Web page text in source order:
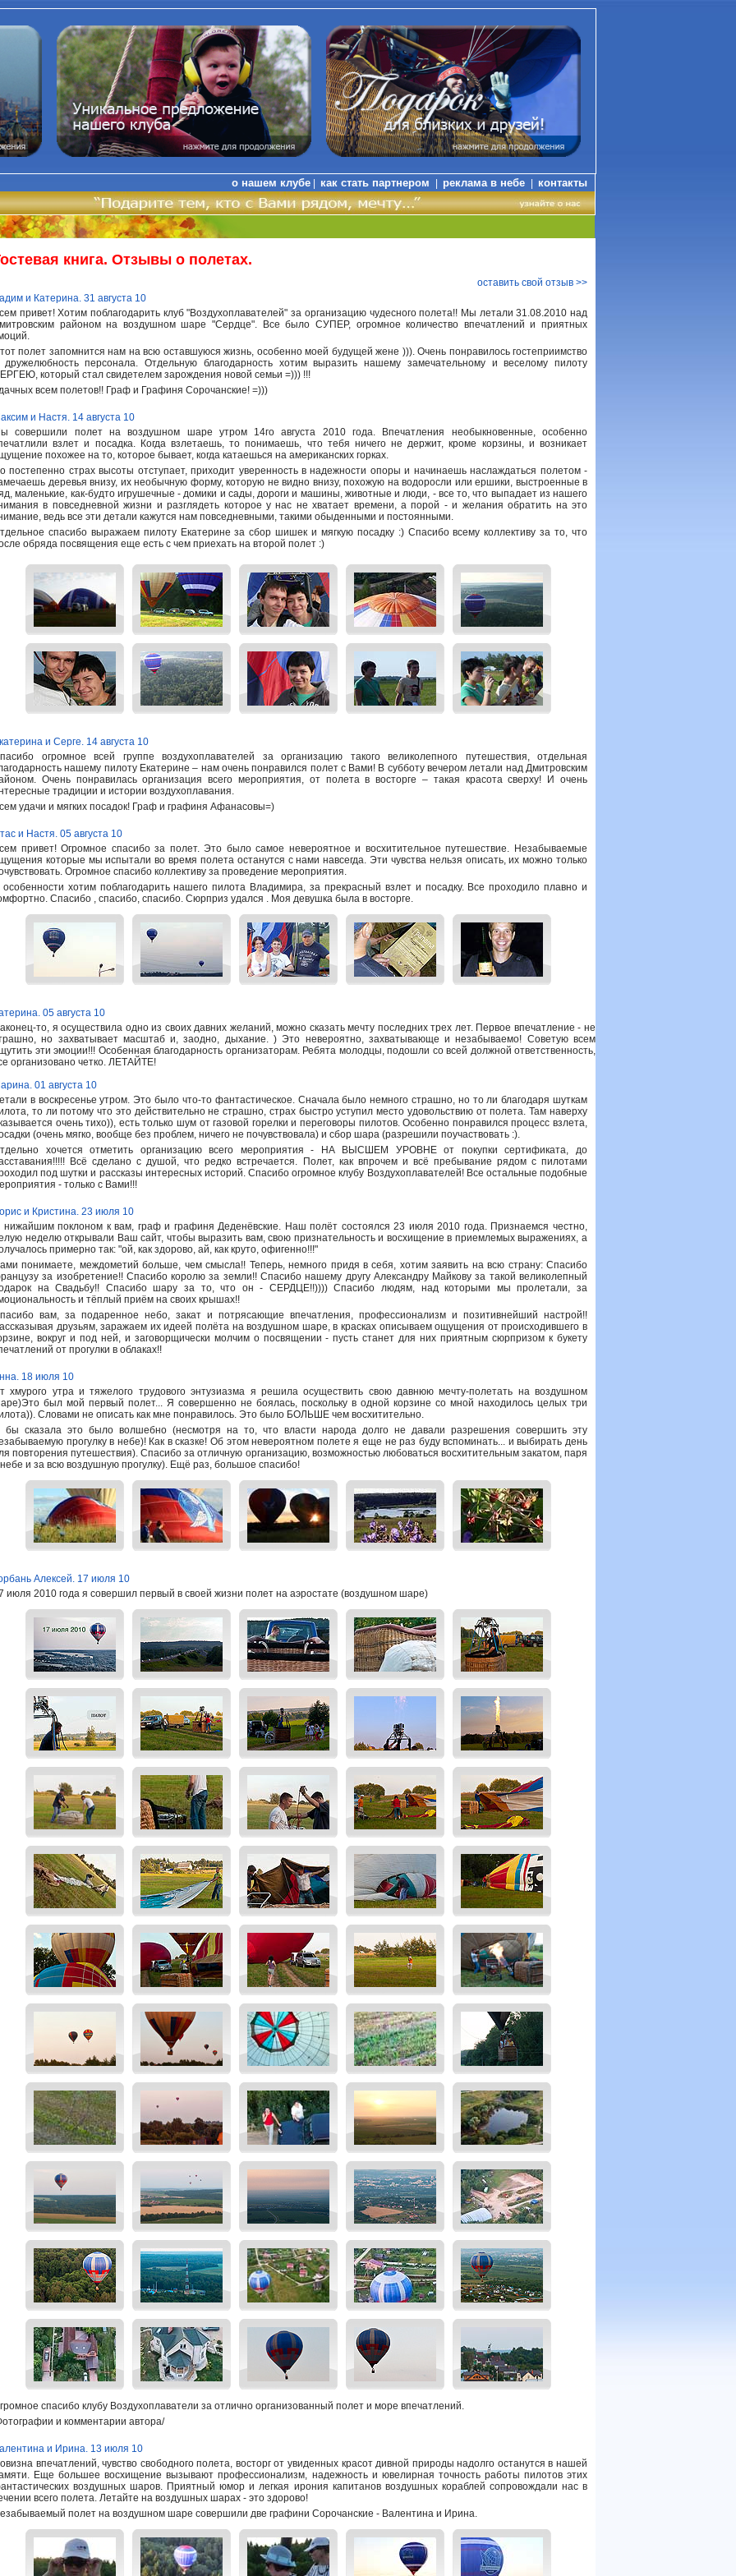
о нашем клубе как стать партнером реклама в небе контакты
книга. Отзывы о полетах.
оставить свой отзыв >>
и Катерина. 31 августа 10
привет! Хотим поблагодарить клуб "Воздухоплавателей" за организацию чудесного полета!! Мы летали 31.08.2010 над
районом на воздушном шаре "Сердце". Все было СУПЕР, огромное количество впечатлений и приятных
полет запомнится нам на всю оставшуюся жизнь, особенно моей будущей жене ))). Очень понравилось гостеприимство
персонала. Отдельную благодарность хотим выразить нашему замечательному и веселому пилоту
который стал свидетелем зарождения новой семьи =))) !!!
всем полетов!! Граф и Графиня Сорочанские! =)))
и Настя. 14 августа 10
совершили полет на воздушном шаре утром 14го августа 2010 года. Впечатления необыкновенные, особенно
взлет и посадка. Когда взлетаешь, то понимаешь, что тебя ничего не держит, кроме корзины, и возникает
похожее на то, которое бывает, когда катаешься на американских горках.
постепенно страх высоты отступает, приходит уверенность в надежности опоры и начинаешь наслаждаться полетом -
деревья внизу, их необычную форму, которую не видно внизу, похожую на водоросли или ершики, выстроенные в
маленькие, как-будто игрушечные - домики и сады, дороги и машины, животные и люди, - все то, что выпадает из нашего
в повседневной жизни и разглядеть которое у нас не хватает времени, а порой - и желания обратить на это
ведь все эти детали кажутся нам повседневными, такими обыденными и постоянными.
спасибо выражаем пилоту Екатерине за сбор шишек и мягкую посадку :) Спасибо всему коллективу за то, что
обряда посвящения еще есть с чем приехать на второй полет :)
и Серге. 14 августа 10
огромное всей группе воздухоплавателей за организацию такого великолепного путешествия, отдельная
нашему пилоту Екатерине – нам очень понравился полет с Вами! В субботу вечером летали над Дмитровским
Очень понравилась организация всего мероприятия, от полета в восторге – такая красота сверху! И очень
традиции и истории воздухоплавания.
удачи и мягких посадок! Граф и графиня Афанасовы=)
и Настя. 05 августа 10
привет! Огромное спасибо за полет. Это было самое невероятное и восхитительное путешествие. Незабываемые
которые мы испытали во время полета останутся с нами навсегда. Эти чувства нельзя описать, их можно только
Огромное спасибо коллективу за проведение мероприятия.
хотим поблагодарить нашего пилота Владимира, за прекрасный взлет и посадку. Все проходило плавно и
Спасибо , спасибо, спасибо. Сюрприз удался . Моя девушка была в восторге.
05 августа 10
то, я осуществила одно из своих давних желаний, можно сказать мечту последних трех лет. Первое впечатление - не
но захватывает масштаб и, заодно, дыхание. ) Это невероятно, захватывающе и незабываемо! Советую всем
эти эмоции!!! Особенная благодарность организаторам. Ребята молодцы, подошли со всей должной ответственность,
организовано четко. ЛЕТАЙТЕ!
01 августа 10
в воскресенье утром. Это было что-то фантастическое. Сначала было немного страшно, но то ли благодаря шуткам
то ли потому что это действительно не страшно, страх быстро уступил место удовольствию от полета. Там наверху
очень тихо)), есть только шум от газовой горелки и переговоры пилотов. Особенно понравился процесс взлета,
(очень мягко, вообще без проблем, ничего не почувствовала) и сбор шара (разрешили поучаствовать :).
хочется отметить организацию всего мероприятия - НА ВЫСШЕМ УРОВНЕ от покупки сертификата, до
Всё сделано с душой, что редко встречается. Полет, как впрочем и всё пребывание рядом с пилотами
под шутки и рассказы интересных историй. Спасибо огромное клубу Воздухоплавателей! Все остальные подобные
- только с Вами!!!
и Кристина. 23 июля 10
поклоном к вам, граф и графиня Деденёвские. Наш полёт состоялся 23 июля 2010 года. Признаемся честно,
неделю открывали Ваш сайт, чтобы выразить вам, свою признательность и восхищение в приемлемых выражениях, а
примерно так: "ой, как здорово, ай, как круто, офигенно!!!"
понимаете, междометий больше, чем смысла!! Теперь, немного придя в себя, хотим заявить на всю страну: Спасибо
за изобретение!! Спасибо королю за земли!! Спасибо нашему другу Александру Майкову за такой великолепный
на Свадьбу!! Спасибо шару за то, что он - СЕРДЦЕ!!)))) Спасибо людям, над которыми мы пролетали, за
и тёплый приём на своих крышах!!
вам, за подаренное небо, закат и потрясающие впечатления, профессионализм и позитивнейший настрой!!
друзьям, заражаем их идеей полёта на воздушном шаре, в красках описываем ощущения от происходившего в
вокруг и под ней, и заговорщически молчим о посвящении - пусть станет для них приятным сюрпризом к букету
от прогулки в облаках!!
18 июля 10
хмурого утра и тяжелого трудового энтузиазма я решила осуществить свою давнюю мечту-полетать на воздушном
был мой первый полет... Я совершенно не боялась, поскольку в одной корзине со мной находилось целых три
Словами не описать как мне понравилось. Это было БОЛЬШЕ чем восхитительно.
бы сказала это было волшебно (несмотря на то, что власти народа долго не давали разрешения совершить эту
прогулку в небе)! Как в сказке! Об этом невероятном полете я еще не раз буду вспоминать... и выбирать день
повторения путешествия). Спасибо за отличную организацию, возможностью любоваться восхитительным закатом, паря
и за всю воздушную прогулку). Ещё раз, большое спасибо!
Алексей. 17 июля 10
июля 2010 года я совершил первый в своей жизни полет на аэростате (воздушном шаре)
спасибо клубу Воздухоплаватели за отлично организованный полет и море впечатлений.
и комментарии автора/
и Ирина. 13 июля 10
впечатлений, чувство свободного полета, восторг от увиденных красот дивной природы надолго останутся в нашей
Еще большее восхищение вызывают профессионализм, надежность и ювелирная точность работы пилотов этих
воздушных шаров. Приятный юмор и легкая ирония капитанов воздушных кораблей сопровождали нас в
всего полета. Летайте на воздушных шарах - это здорово!
полет на воздушном шаре совершили две графини Сорочанские - Валентина и Ирина.